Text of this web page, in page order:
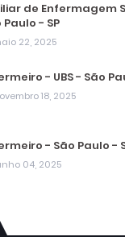
de Enfermagem
Paulo - SP
22, 2025
- UBS - São
18, 2025
- São Paulo -
04, 2025